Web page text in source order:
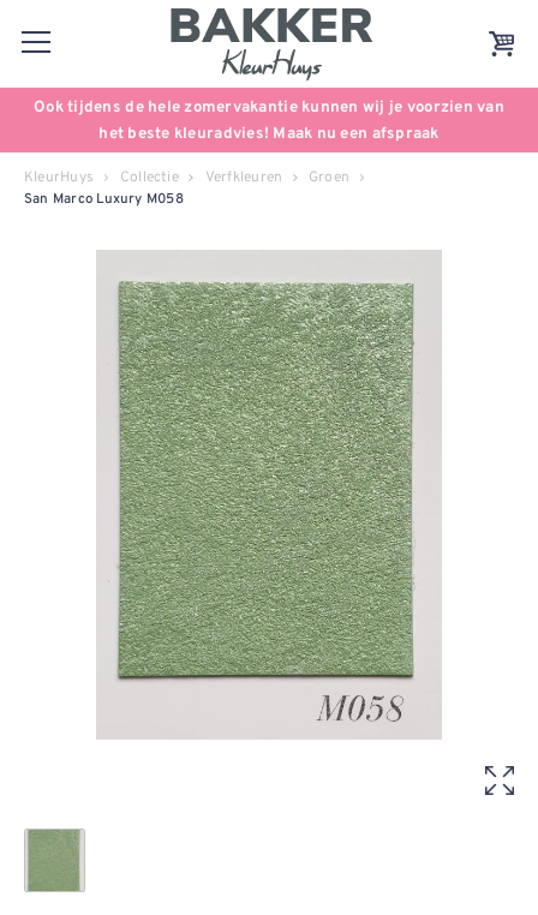
Ook tijdens de hele zomervakantie kunnen wij je voorzien van
het beste kleuradvies! Maak nu een afspraak
KleurHuys Collectie Verfkleuren Groen
San Marco Luxury M058